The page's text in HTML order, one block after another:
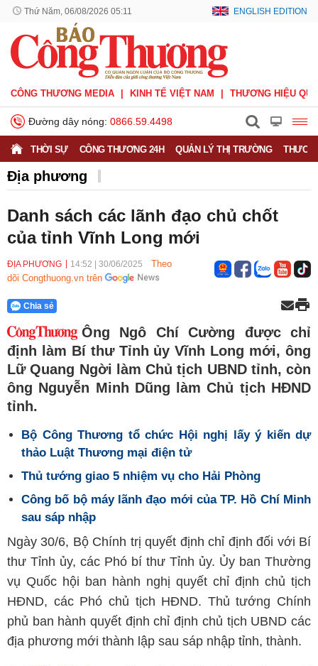
Thứ Năm, 06/08/2026 05:11 ENGLISH EDITION
CÔNG THƯƠNG MEDIA KINH TẾ VIỆT NAM THƯƠNG HIỆU
Đường dây nóng: 0866.59.4498
THỜI SỰ CÔNG THƯƠNG 24H QUẢN LÝ THỊ TRƯỜNG
Địa phương
Danh sách các lãnh đạo chủ chốt
của tỉnh Vĩnh Long mới
ĐỊA PHƯƠNG 14:52 30/06/2025
Theo
dõi Congthuong.vn trên
Chia sẻ
Ông Ngô Chí Cường được chỉ
định làm Bí thư Tỉnh ủy Vĩnh Long mới, ông
Lữ Quang Ngời làm Chủ tịch UBND tỉnh, còn
ông Nguyễn Minh Dũng làm Chủ tịch HĐND
tỉnh.
Bộ Công Thương tổ chức Hội nghị lấy ý kiến dự
thảo Luật Thương mại điện tử
Thủ tướng giao 5 nhiệm vụ cho Hải Phòng
Công bố bộ máy lãnh đạo mới của TP. Hồ Chí Minh
sau sáp nhập
Ngày 30/6, Bộ Chính trị quyết định chỉ định đối với Bí
thư Tỉnh ủy, các Phó bí thư Tỉnh ủy. Ủy ban Thường
vụ Quốc hội ban hành nghị quyết chỉ định chủ tịch
HĐND, các Phó chủ tịch HĐND. Thủ tướng Chính
phủ ban hành quyết định chỉ định chủ tịch UBND các
địa phương mới thành lập sau sáp nhập tỉnh, thành.